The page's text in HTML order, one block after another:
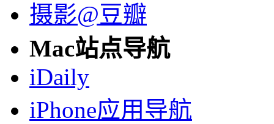
摄影@豆瓣
Mac站点导航
iDaily
iPhone应用导航